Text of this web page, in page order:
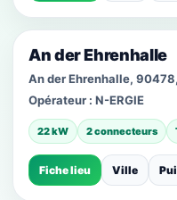
An der Ehrenhalle
An der Ehrenhalle,
Opérateur : N-ERGIE
22 kW 2 connecteurs
Fiche lieu Ville